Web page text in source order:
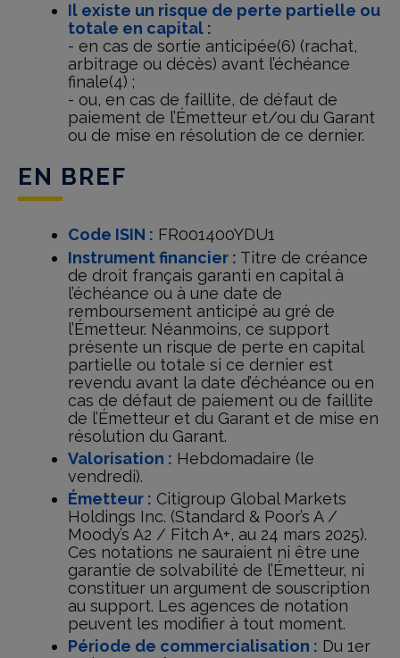
Il existe un risque de perte partielle ou
totale en capital :
- en cas de sortie anticipée(6) (rachat,
arbitrage ou décès) avant l’échéance
finale(4) ;
- ou, en cas de faillite, de défaut de
paiement de l’Émetteur et/ou du Garant
ou de mise en résolution de ce dernier.
EN BREF
Code ISIN : FR001400YDU1
Instrument financier : Titre de créance
de droit français garanti en capital à
l’échéance ou à une date de
remboursement anticipé au gré de
l’Émetteur. Néanmoins, ce support
présente un risque de perte en capital
partielle ou totale si ce dernier est
revendu avant la date d’échéance ou en
cas de défaut de paiement ou de faillite
de l’Émetteur et du Garant et de mise en
résolution du Garant.
Valorisation : Hebdomadaire (le
vendredi).
Émetteur : Citigroup Global Markets
Holdings Inc. (Standard & Poor’s A /
Moody’s A2 / Fitch A+, au 24 mars 2025).
Ces notations ne sauraient ni être une
garantie de solvabilité de l’Émetteur, ni
constituer un argument de souscription
au support. Les agences de notation
peuvent les modifier à tout moment.
Période de commercialisation : Du 1er